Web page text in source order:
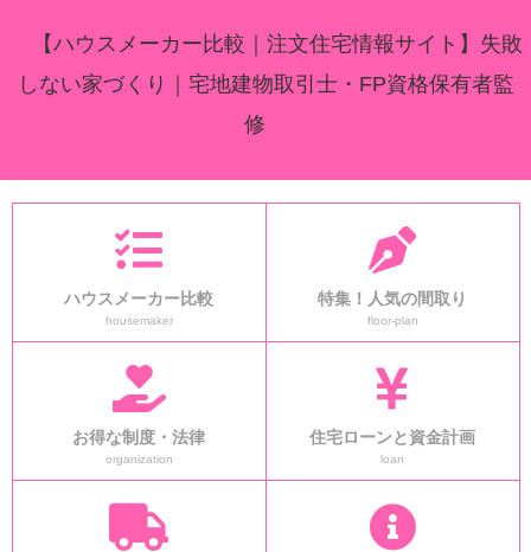
【ハウスメーカー比較｜注文住宅情報サイト】失敗
しない家づくり｜宅地建物取引士・FP資格保有者監
修
ハウスメーカー比較
housemaker
特集！人気の間取り
floor-plan
お得な制度・法律
organization
住宅ローンと資金計画
loan